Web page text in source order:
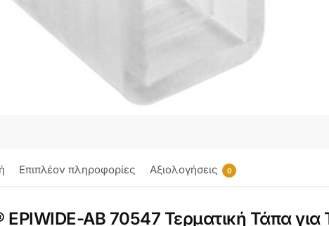
Επιπλέον πληροφορίες Αξιολογήσεις 0
EPIWIDE-AB 70547 Τερματική Τάπα